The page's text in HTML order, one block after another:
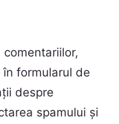
formularul de
despre
spamului și